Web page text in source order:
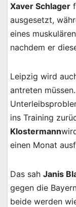
Xaver Schlager
ausgesetzt,
eines
nachdem er
Leipzig wird
antreten müssen.
ins Training
Klostermann
einen Monat
Das sah Janis
gegen die
beide werden